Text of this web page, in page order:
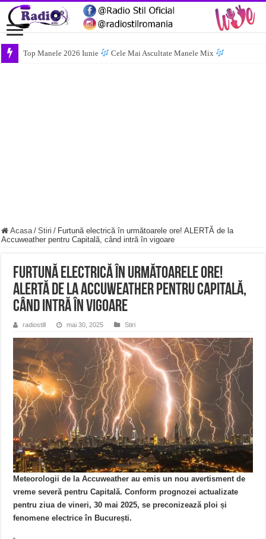
Top Manele 2026 Iunie Cele Mai Ascultate Manele Mix
Acasa / Stiri / Furtună electrică în următoarele ore! ALERTĂ de la
Accuweather pentru Capitală, când intră în vigoare
Furtună electrică în următoarele ore!
ALERTĂ de la Accuweather pentru Capitală,
când intră în vigoare
radiostill mai 30, 2025 Stiri
Meteorologii de la Accuweather au emis un nou avertisment de
vreme severă pentru Capitală. Conform prognozei actualizate
pentru ziua de vineri, 30 mai 2025, se preconizează ploi și
fenomene electrice în București.